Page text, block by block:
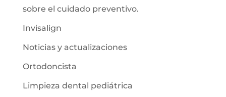
sobre el cuidado preventivo.
Invisalign
Noticias y actualizaciones
Ortodoncista
Limpieza dental pediátrica